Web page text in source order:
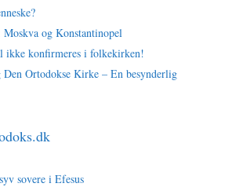
og Konstantinopel
ikke konfirmeres i folkekirken!
Den Ortodokse Kirke – En besynderlig
sovere i Efesus